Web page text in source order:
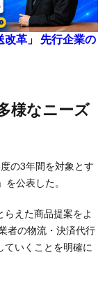
改革」 先行企業の
の3年間を対象とす
公表した。
えた商品提案をよ
者の物流・決済代行
ていくことを明確に